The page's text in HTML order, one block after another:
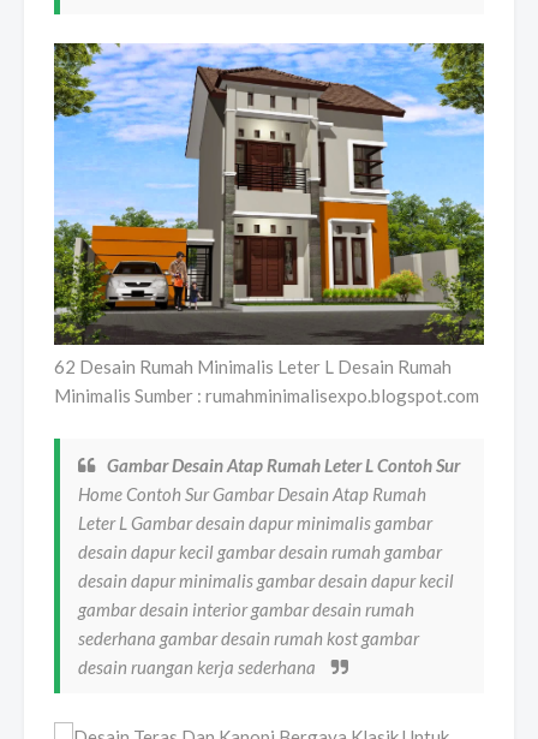
62 Desain Rumah Minimalis Leter L Desain Rumah
Minimalis Sumber : rumahminimalisexpo.blogspot.com
Gambar Desain Atap Rumah Leter L Contoh Sur
Home Contoh Sur Gambar Desain Atap Rumah
Leter L Gambar desain dapur minimalis gambar
desain dapur kecil gambar desain rumah gambar
desain dapur minimalis gambar desain dapur kecil
gambar desain interior gambar desain rumah
sederhana gambar desain rumah kost gambar
desain ruangan kerja sederhana